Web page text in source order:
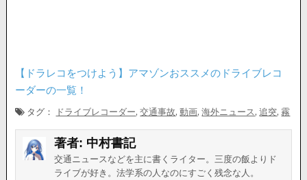
【ドラレコをつけよう】アマゾンおススメのドライブレコ
ーダーの一覧！
タグ： ドライブレコーダー,交通事故,動画,海外ニュース ,追突,霧
著者: 中村書記
交通ニュースなどを主に書くライター。三度の飯よりド
ライブが好き。法学系の人なのにすごく残念な人。